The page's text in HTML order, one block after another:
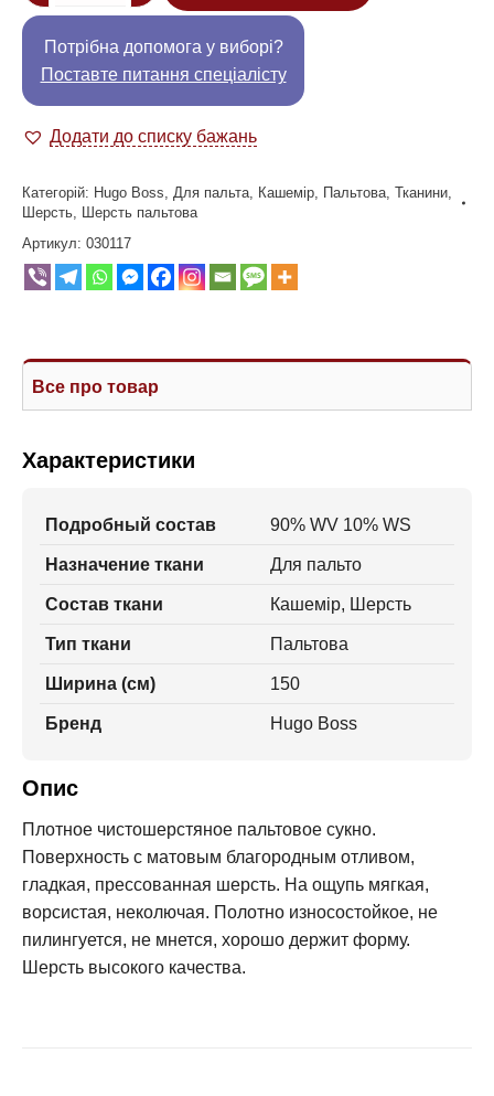
Потрібна допомога у виборі?
Поставте питання спеціалісту
Додати до списку бажань
Категорій: Hugo Boss Для пальта Кашемір Пальтова Тканини
Шерсть Шерсть пальтова
Артикул: 030117
Все про товар
Характеристики
Подробный состав 90% WV 10% WS
Назначение ткани Для пальто
Состав ткани Кашемір, Шерсть
Тип ткани Пальтова
Ширина (см) 150
Бренд Hugo Boss
Опис
Плотное чистошерстяное пальтовое сукно.
Поверхность с матовым благородным отливом,
гладкая, прессованная шерсть. На ощупь мягкая,
ворсистая, неколючая. Полотно износостойкое, не
пилингуется, не мнется, хорошо держит форму.
Шерсть высокого качества.